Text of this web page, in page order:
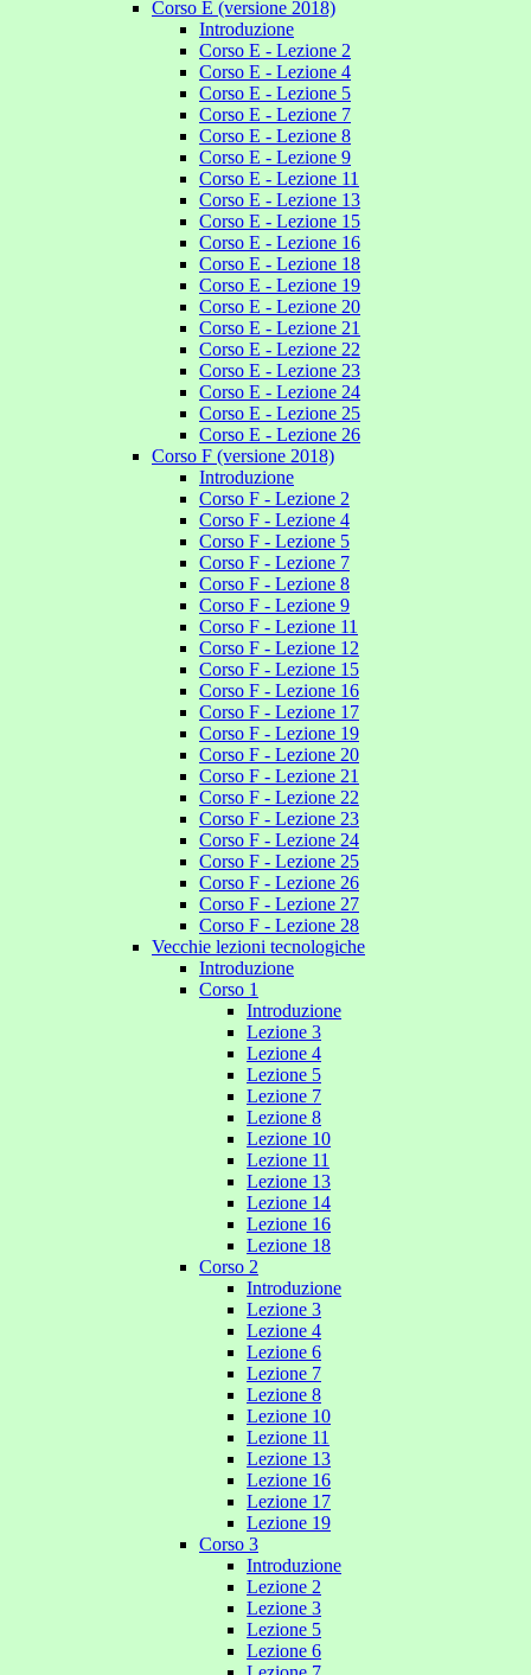
Corso E (versione 2018)
Introduzione
Corso E - Lezione 2
Corso E - Lezione 4
Corso E - Lezione 5
Corso E - Lezione 7
Corso E - Lezione 8
Corso E - Lezione 9
Corso E - Lezione 11
Corso E - Lezione 13
Corso E - Lezione 15
Corso E - Lezione 16
Corso E - Lezione 18
Corso E - Lezione 19
Corso E - Lezione 20
Corso E - Lezione 21
Corso E - Lezione 22
Corso E - Lezione 23
Corso E - Lezione 24
Corso E - Lezione 25
Corso E - Lezione 26
Corso F (versione 2018)
Introduzione
Corso F - Lezione 2
Corso F - Lezione 4
Corso F - Lezione 5
Corso F - Lezione 7
Corso F - Lezione 8
Corso F - Lezione 9
Corso F - Lezione 11
Corso F - Lezione 12
Corso F - Lezione 15
Corso F - Lezione 16
Corso F - Lezione 17
Corso F - Lezione 19
Corso F - Lezione 20
Corso F - Lezione 21
Corso F - Lezione 22
Corso F - Lezione 23
Corso F - Lezione 24
Corso F - Lezione 25
Corso F - Lezione 26
Corso F - Lezione 27
Corso F - Lezione 28
Vecchie lezioni tecnologiche
Introduzione
Corso 1
Introduzione
Lezione 3
Lezione 4
Lezione 5
Lezione 7
Lezione 8
Lezione 10
Lezione 11
Lezione 13
Lezione 14
Lezione 16
Lezione 18
Corso 2
Introduzione
Lezione 3
Lezione 4
Lezione 6
Lezione 7
Lezione 8
Lezione 10
Lezione 11
Lezione 13
Lezione 16
Lezione 17
Lezione 19
Corso 3
Introduzione
Lezione 2
Lezione 3
Lezione 5
Lezione 6